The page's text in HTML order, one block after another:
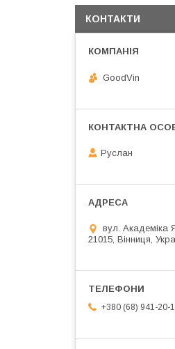
КОНТАКТИ
GoodVin
Руслан
вул. Академіка
21015, Вінниця,
+380 (68) 941-20-